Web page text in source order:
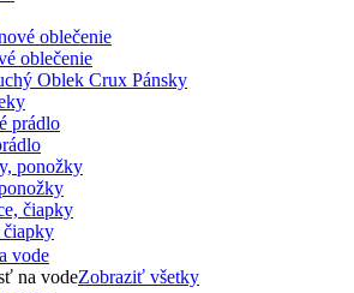
oblečenie
čiapky
vode
na vodeZobraziť všetky